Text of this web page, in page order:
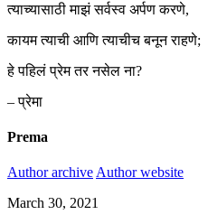
त्याच्यासाठी माझं सर्वस्व अर्पण करणे,
कायम त्याची आणि त्याचीच बनून राहणे;
हे पहिलं प्रेम तर नसेल ना?
– प्रेमा
Prema
Author archiveAuthor website
March 30, 2021